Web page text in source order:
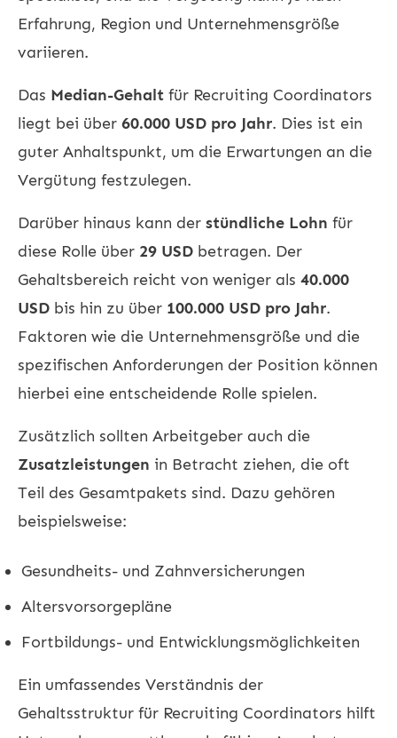
Erfahrung, Region und Unternehmensgröße
variieren.
Das Median-Gehalt für Recruiting Coordinators
liegt bei über 60.000 USD pro Jahr. Dies ist ein
guter Anhaltspunkt, um die Erwartungen an die
Vergütung festzulegen.
Darüber hinaus kann der stündliche Lohn für
diese Rolle über 29 USD betragen. Der
Gehaltsbereich reicht von weniger als 40.000
USD bis hin zu über 100.000 USD pro Jahr.
Faktoren wie die Unternehmensgröße und die
spezifischen Anforderungen der Position können
hierbei eine entscheidende Rolle spielen.
Zusätzlich sollten Arbeitgeber auch die
Zusatzleistungen in Betracht ziehen, die oft
Teil des Gesamtpakets sind. Dazu gehören
beispielsweise:
Gesundheits- und Zahnversicherungen
Altersvorsorgepläne
Fortbildungs- und Entwicklungsmöglichkeiten
Ein umfassendes Verständnis der
Gehaltsstruktur für Recruiting Coordinators hilft